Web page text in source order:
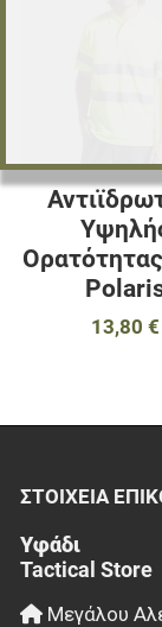
13,80 €
ΣΤΟΙΧΕΊΑ
Υφάδι
Tactical Store
Μεγάλου